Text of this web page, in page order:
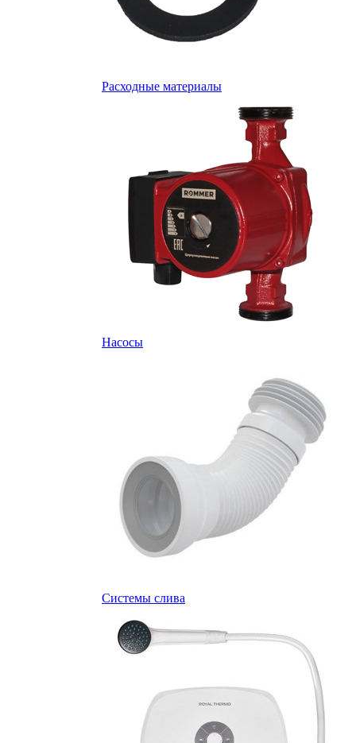
Расходные материалы
Насосы
Системы слива